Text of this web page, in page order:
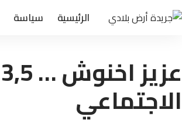
الرئيسية سياسة
الاجتماعي